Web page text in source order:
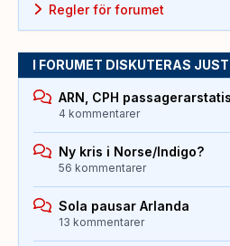
Regler för forumet
I FORUMET DISKUTERAS
ARN, CPH
4 kommentarer
Ny kris i Norse/Indigo?
56 kommentarer
Sola pausar Arlanda
13 kommentarer